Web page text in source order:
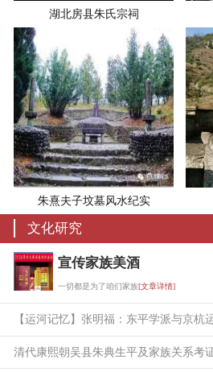
湖北房县朱氏宗祠
朱熹夫子坟墓风水纪实
文化研究
宣传家族美酒
一切都是为了咱们家族[文章详情]
清代康熙朝吴县朱典生平及家族关系考